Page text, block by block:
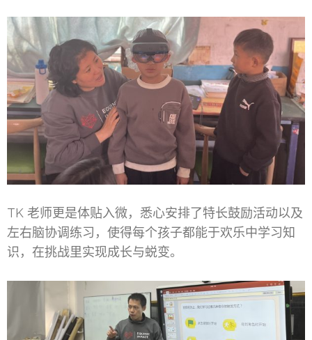
TK 老师更是体贴入微，悉心安排了特长鼓励活动以及
左右脑协调练习，使得每个孩子都能于欢乐中学习知
识，在挑战里实现成长与蜕变。